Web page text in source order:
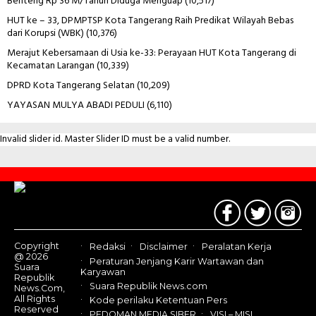
HUT ke – 33, DPMPTSP Kota Tangerang Raih Predikat Wilayah Bebas
dari Korupsi (WBK)(10,376)
Merajut Kebersamaan di Usia ke-33: Perayaan HUT Kota Tangerang di
Kecamatan Larangan(10,339)
DPRD Kota Tangerang Selatan(10,209)
YAYASAN MULYA ABADI PEDULI(6,110)
Invalid slider id. Master Slider ID must be a valid number.
Contact
Us
Copyright
@ 2026
Suara
Republik
News.Com,
All Rights
Reserved
Redaksi Disclaimer
Peralatan Kerja
Peraturan Jenjang Karir Wartawan dan
Karyawan
Suara Republik News.com
Kode perilaku Ketentuan Pers